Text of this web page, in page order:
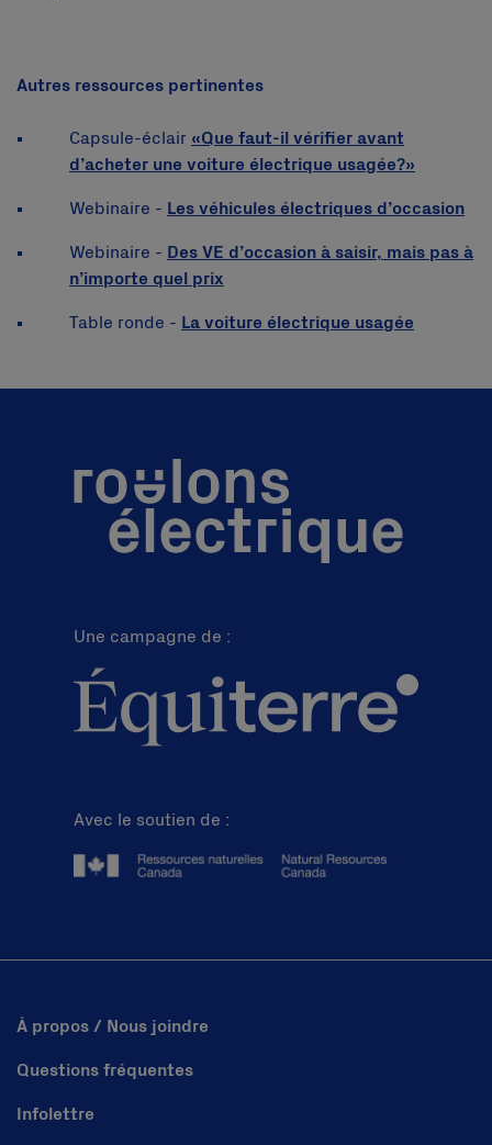
Autres ressources pertinentes
Capsule-éclair «Que faut-il vérifier avant
d’acheter une voiture électrique usagée?»
Webinaire - Les véhicules électriques d’occasion
Webinaire - Des VE d’occasion à saisir, mais pas à
n’importe quel prix
Table ronde - La voiture électrique usagée
Une campagne de :
Avec le soutien de :
À propos / Nous joindre
Questions fréquentes
Infolettre